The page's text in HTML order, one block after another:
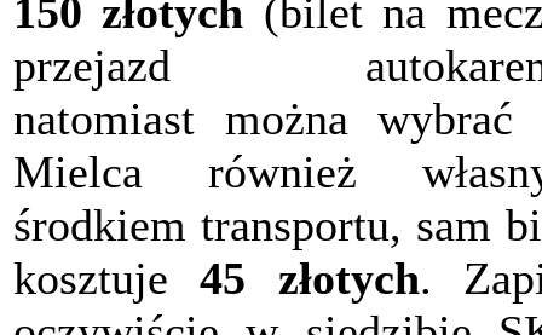
150 złotych (bilet na
przejazd
natomiast można wybrać
Mielca również
środkiem transportu, sam
kosztuje45 złotych.